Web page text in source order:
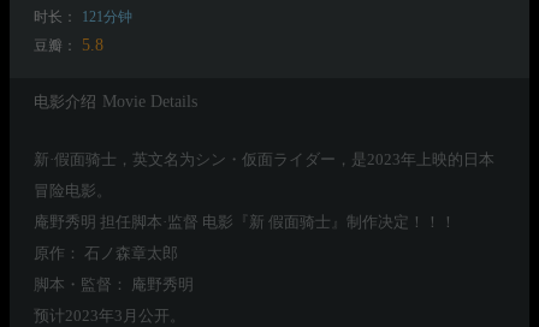
时长：
121分钟
豆瓣：
5.8
电影介绍 Movie Details
新·假面骑士，英文名为シン・仮面ライダー，是2023年上映的日本
冒险电影。
庵野秀明 担任脚本·监督 电影『新 假面骑士』制作决定！！！
原作： 石ノ森章太郎
脚本・監督： 庵野秀明
预计2023年3月公开。